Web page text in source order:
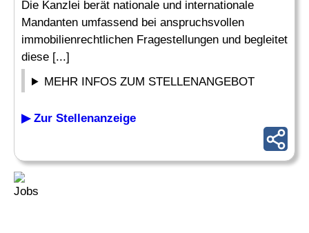
Die Kanzlei berät nationale und internationale
Mandanten umfassend bei anspruchsvollen
immobilienrechtlichen Fragestellungen und begleitet
diese [...]
MEHR INFOS ZUM STELLENANGEBOT
▶ Zur Stellenanzeige